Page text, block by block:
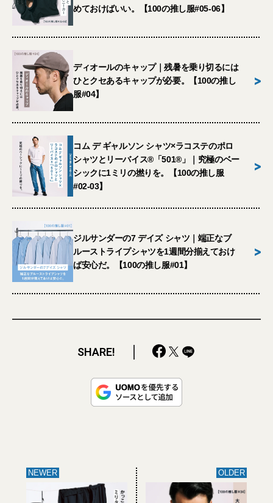
めておけばいい。【100の推し服#05-06】
ディオールのキャップ｜残暑を乗り切るには
ひとクセあるキャップが必要。【100の推し
服#04】
>
コム デ ギャルソン シャツ×ラコステのポロ
シャツとリーバイス®︎「501®︎」｜究極のベー
シックに1ミリの撚りを。【100の推し服
#02-03】
>
ジルサンダーの7 デイズ シャツ｜端正なブ
ルーストライプシャツを1週間分揃えておけ
ば安心だ。【100の推し服#01】
>
SHARE!
NEWER OLDER